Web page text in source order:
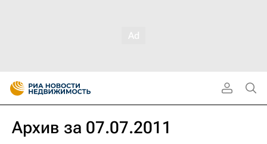
Архив за 07.07.2011